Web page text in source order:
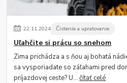
22.11.2024 Čistenie a upratovanie
Uľahčite si prácu so snehom
Zima prichádza a s ňou aj bohatá
sa vysporiadate so záľahami pred
príjazdovej ceste? U...čítať celé